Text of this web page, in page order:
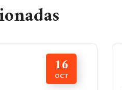
16
OCT